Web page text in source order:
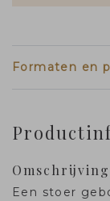
Formaten en
Omschrijving
Een stoer